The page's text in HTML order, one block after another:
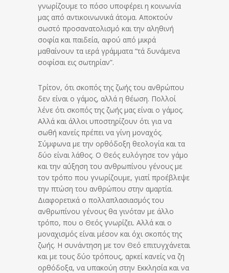
γνωρίζουμε το πόσο υποφέρει η κοινωνία
μας από αντικοινωνικά άτομα. Αποκτούν
σωστό προσανατολισμό και την αληθινή
σοφία και παιδεία, αφού από μικρά
μαθαίνουν τα ιερά γράμματα “τά δυνάμενα
σοφίσαι εις σωτηρίαν”.
Τρίτον, ότι σκοπός της ζωής του ανθρώπου
δεν είναι ο γάμος, αλλά η θέωση. Πολλοί
λένε ότι σκοπός της ζωής μας είναι ο γάμος.
Αλλά και άλλοι υποστηρίζουν ότι για να
σωθή κανείς πρέπει να γίνη μοναχός.
Σύμφωνα με την ορθόδοξη θεολογία και τα
δύο είναι λάθος. Ο Θεός ευλόγησε τον γάμο
και την αύξηση του ανθρωπίνου γένους με
τον τρόπο που γνωρίζουμε, γιατί προέβλεψε
την πτώση του ανθρώπου στην αμαρτία.
Διαφορετικά ο πολλαπλασιασμός του
ανθρωπίνου γένους θα γινόταν με άλλο
τρόπο, που ο Θεός γνωρίζει. Αλλά και ο
μοναχισμός είναι μέσον και όχι σκοπός της
ζωής. Η συνάντηση με τον Θεό επιτυγχάνεται
και με τους δύο τρόπους, αρκεί κανείς να ζη
ορθόδοξα, να υπακούη στην Εκκλησία και να